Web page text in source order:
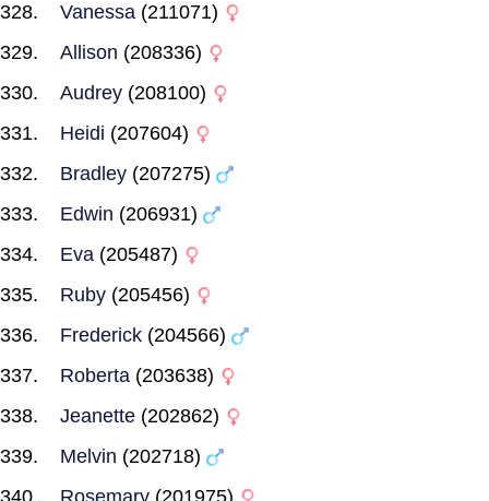
Vanessa (211071)
Allison (208336)
Audrey (208100)
Heidi (207604)
Bradley (207275)
Edwin (206931)
Eva (205487)
Ruby (205456)
Frederick (204566)
Roberta (203638)
Jeanette (202862)
Melvin (202718)
Rosemary (201975)